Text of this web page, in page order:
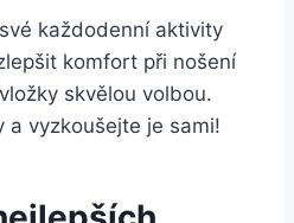
každodenní aktivity
komfort při nošení
skvělou volbou.
a‌ vyzkoušejte je sami!